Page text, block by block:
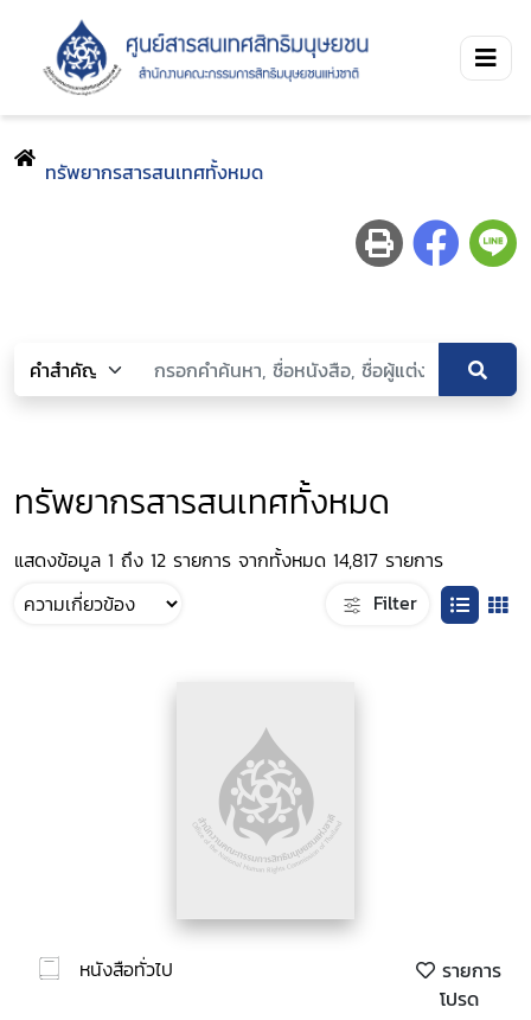
ทรัพยากรสารสนเทศทั้งหมด
ทรัพยากรสารสนเทศทั้งหมด
แสดงข้อมูล 1 ถึง 12 รายการ จากทั้งหมด 14,817 รายการ
Filter
หนังสือทั่วไป
รายการ
โปรด